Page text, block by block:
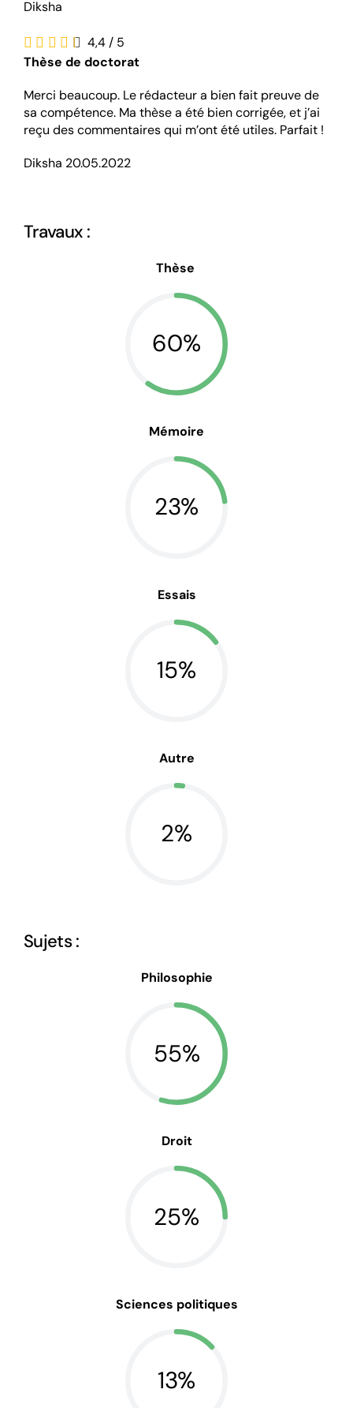
Diksha
4,4/ 5
Thèse de doctorat
Merci beaucoup. Le rédacteur a bien fait preuve de
sa compétence. Ma thèse a été bien corrigée, et j’ai
reçu des commentaires qui m’ont été utiles. Parfait !
Diksha 20.05.2022
Travaux :
Thèse
60%
Mémoire
23%
Essais
15%
Autre
2%
Sujets :
Philosophie
55%
Droit
25%
Sciences politiques
13%